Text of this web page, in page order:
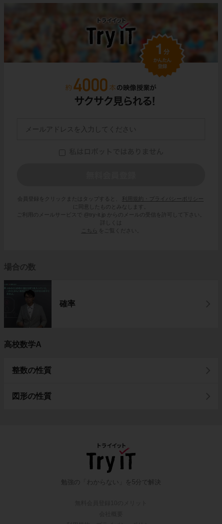
会員登録をクリックまたはタップすると、
利用規約・プライバシーポリシー
に同意したものとみなします。
ご利用のメールサービスで @try-it.jp からのメールの受信を許可して下さい。
詳しくは
こちら
をご覧ください。
場合の数
確率
高校数学A
整数の性質
図形の性質
勉強の「わからない」を5分で解決